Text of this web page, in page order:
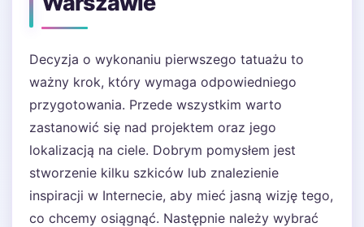
Decyzja o wykonaniu pierwszego tatuażu to
ważny krok, który wymaga odpowiedniego
przygotowania. Przede wszystkim warto
zastanowić się nad projektem oraz jego
lokalizacją na ciele. Dobrym pomysłem jest
stworzenie kilku szkiców lub znalezienie
inspiracji w Internecie, aby mieć jasną wizję tego,
co chcemy osiągnąć. Następnie należy wybrać